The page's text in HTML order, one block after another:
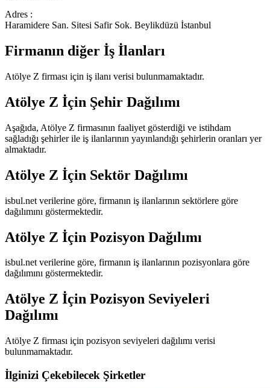
Adres :
Haramidere San. Sitesi Safir Sok. Beylikdüzü İstanbul
Firmanın diğer İş İlanları
Atölye Z firması için iş ilanı verisi bulunmamaktadır.
Atölye Z İçin Şehir Dağılımı
Aşağıda, Atölye Z firmasının faaliyet gösterdiği ve istihdam
sağladığı şehirler ile iş ilanlarının yayınlandığı şehirlerin oranları yer
almaktadır.
Atölye Z İçin Sektör Dağılımı
isbul.net verilerine göre, firmanın iş ilanlarının sektörlere göre
dağılımını göstermektedir.
Atölye Z İçin Pozisyon Dağılımı
isbul.net verilerine göre, firmanın iş ilanlarının pozisyonlara göre
dağılımını göstermektedir.
Atölye Z İçin Pozisyon Seviyeleri
Dağılımı
Atölye Z firması için pozisyon seviyeleri dağılımı verisi
bulunmamaktadır.
İlginizi Çekebilecek Şirketler